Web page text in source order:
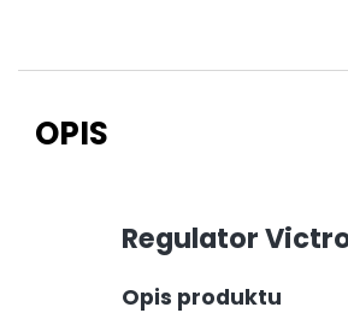
OPIS
Regulator
Opis produktu